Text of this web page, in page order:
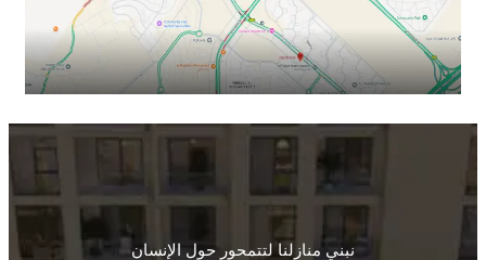
نبني منازلنا لتتمحور حول الإنسان